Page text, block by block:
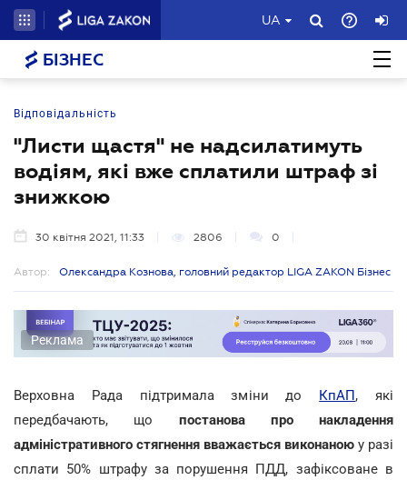
UA
БІЗНЕС
Відповідальність
"Листи щастя" не надсилатимуть
водіям, які вже сплатили штраф зі
знижкою
30 квітня 2021, 11:33 2806 0
Автор: Олександра Кознова, головний редактор LIGA ZAKON Бізнес
Реклама
Верховна Рада підтримала зміни до КпАП, які
передбачають, що постанова про накладення
адміністративного стягнення вважається виконаною у разі
сплати 50% штрафу за порушення ПДД, зафіксоване в